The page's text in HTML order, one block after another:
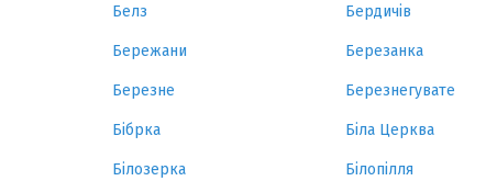
Белз Бердичів
Бережани Березанка
Березне Березнегувате
Бібрка Біла Церква
Білозерка Білопілля